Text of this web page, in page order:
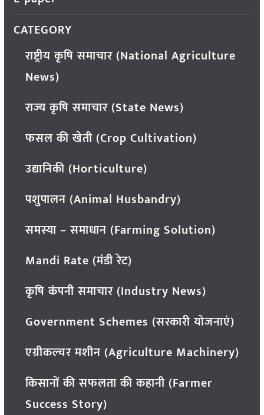
CATEGORY
राष्ट्रीय कृषि समाचार (National Agriculture
News)
राज्य कृषि समाचार (State News)
फसल की खेती (Crop Cultivation)
उद्यानिकी (Horticulture)
पशुपालन (Animal Husbandry)
समस्या – समाधान (Farming Solution)
Mandi Rate (मंडी रेट)
कृषि कंपनी समाचार (Industry News)
Government Schemes (सरकारी योजनाएं)
एग्रीकल्चर मशीन (Agriculture Machinery)
किसानों की सफलता की कहानी (Farmer
Success Story)